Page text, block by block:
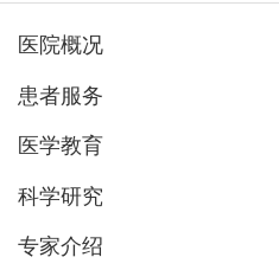
医院概况
患者服务
医学教育
科学研究
专家介绍